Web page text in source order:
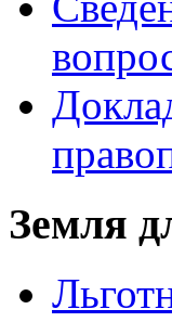
Земля